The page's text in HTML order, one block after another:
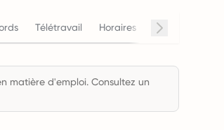
Télétravail Horaires de travail
matière d'emploi. Consultez un